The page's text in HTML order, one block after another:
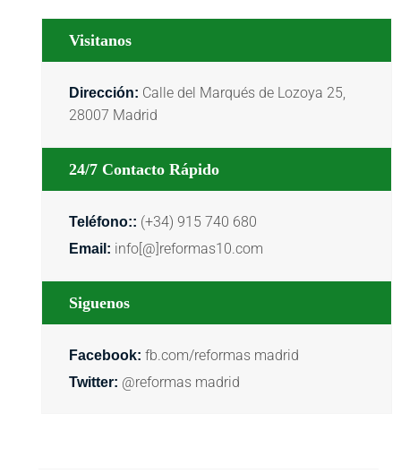
Visitanos
Dirección: Calle del Marqués de Lozoya 25,
28007 Madrid
24/7 Contacto Rápido
Teléfono:: (+34) 915 740 680
Email: info[@]reformas10.com
Siguenos
Facebook: fb.com/reformas madrid
Twitter: @reformas madrid